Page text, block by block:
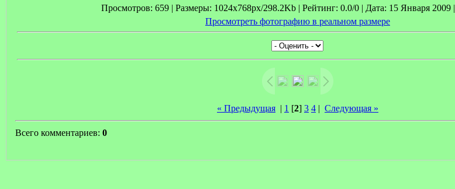
Просмотров: 659 | Размеры: 1024x768px/298.2Kb | Рейтинг: 0.0/0 | Дата: 15 Января 2009 |
Просмотреть фотографию в реальном размере
« Предыдущая | 1 [2] 3 4 | Следующая »
Всего комментариев: 0